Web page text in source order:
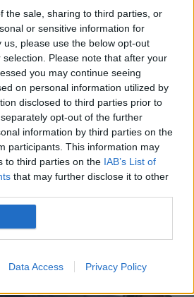
the sale, sharing to third parties, or
or sensitive information for
please use the below opt-out
Please note that after your
you may continue seeing
on personal information utilized by
disclosed to third parties prior to
opt-out of the further
information by third parties on the
participants. This information may
to third parties on the IAB’s List of
that may further disclose it to other
Data Access Privacy Policy
suspendat. Firma
Dr. Serebrova a intrat în
faliment